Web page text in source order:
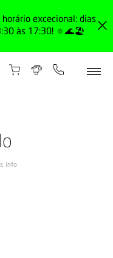
excecional: dias
às 17:30! 🔅🌊🏖️
info